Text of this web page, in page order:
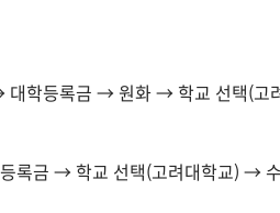
등록금 → 원화 → 학교 선택(고
→ 학교 선택(고려대학교) → 수